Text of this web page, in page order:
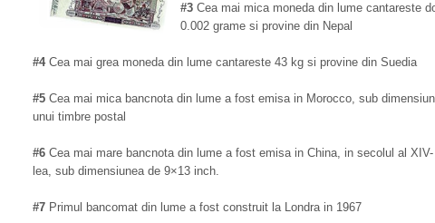
#3 Cea mai mica moneda din lume cantareste
0.002 grame si provine din Nepal
#4Cea mai grea moneda din lume cantareste 43 kg si provine din Suedia
#5 Cea mai mica bancnota din lume a fost emisa in Morocco, sub
unui timbre postal
#6 Cea mai mare bancnota din lume a fost emisa in China, in secolul al XIV-
lea, sub dimensiunea de 9×13 inch.
#7 Primul bancomat din lume a fost construit la Londra in 1967